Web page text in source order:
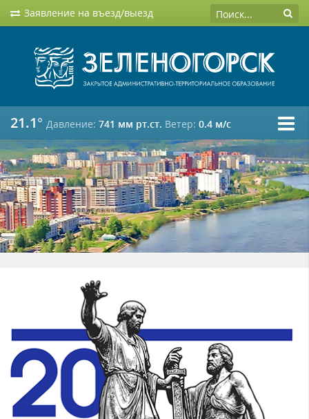
Заявление на въезд/выезд
21.1° Давление: 741 мм рт.ст. Ветер: 0.4 м/c